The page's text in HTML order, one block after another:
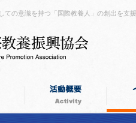
ての意識を持つ「国際教養人」の創出を支